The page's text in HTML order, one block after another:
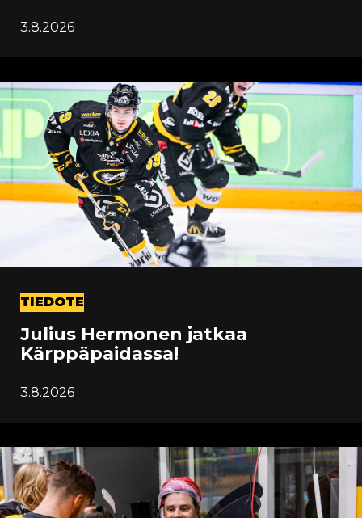
3.8.2026
TIEDOTE
Julius Hermonen jatkaa
Kärppäpaidassa!
3.8.2026